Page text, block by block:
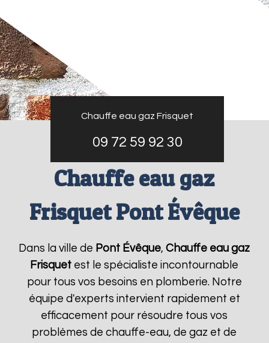
Chauffe eau gaz Frisquet
09 72 59 92 30
Chauffe eau gaz
Frisquet Pont Évêque
Dans la ville de Pont Évêque,Chauffe eau gaz
Frisquet est le spécialiste incontournable
pour tous vos besoins en plomberie. Notre
équipe d'experts intervient rapidement et
efficacement pour résoudre tous vos
problèmes de chauffe-eau, de gaz et de